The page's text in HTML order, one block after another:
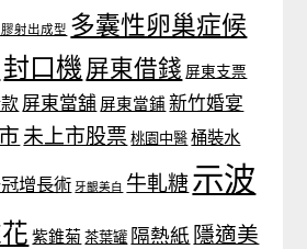
射出成型 多囊性卵巢症候
封口機 屏東借錢 屏東支票
屏東當舖 屏東當鋪 新竹婚宴
未上市股票 桃園中醫 桶裝水
增長術 牙齦美白 牛軋糖示波
紫錐菊 茶葉罐 隔熱紙 隱適美